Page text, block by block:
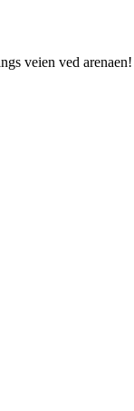
veien ved arenaen!